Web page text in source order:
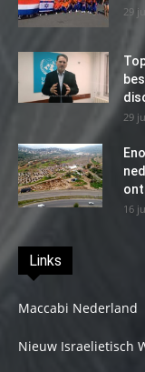
29
29
16
Links
Maccabi Nederland
Nieuw Israelietisch